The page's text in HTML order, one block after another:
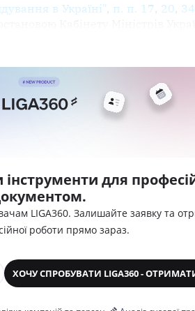
в Україні", п. п. 17 , 20, 34
для
LIGA360. Залишайте заявку та
роботи прямо зараз.
ХОЧУ СПРОБУВАТИ LIGA360 -